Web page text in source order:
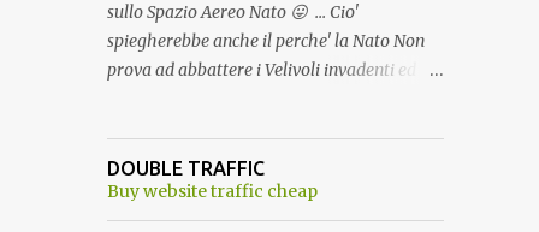
sullo Spazio Aereo Nato 😛 ... Cio'
spiegherebbe anche il perche' la Nato Non
prova ad abbattere i Velivoli invadenti ed
alcuna notizia di un'invasione dello spazio
aereo NATO da parte di un robot chiamato
DOUBLE TRAFFIC
Buy website traffic cheap